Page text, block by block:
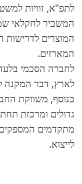
לתפ"א, זוויות
המשביר לחקלאי
המוצרים לדרישות
המארזים.
לחברה הסכמי
לארץ, דבר המקנה
בנוסף, משווקת
גדולים ומרכזת
מתקדמים המספקים
לייצוא.